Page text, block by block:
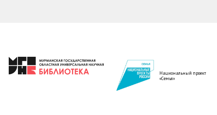
Национальный проект
«Семья»